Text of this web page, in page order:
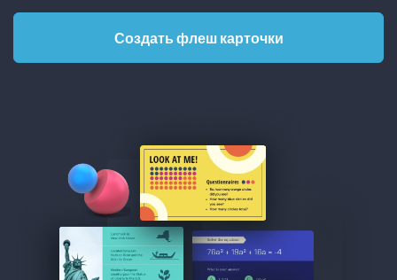
Создать флеш карточки